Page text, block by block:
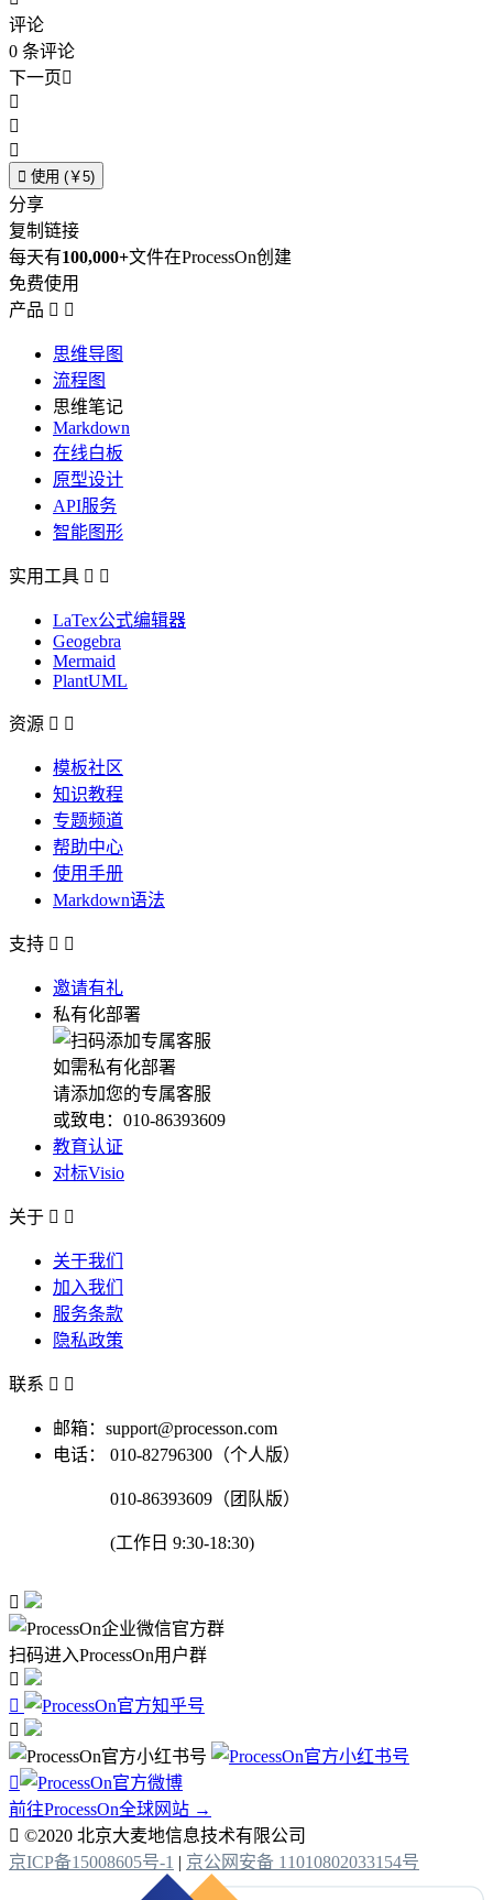
评论
0 条评论
下一页



 使用 (￥5)
分享
复制链接
每天有100,000+文件在ProcessOn创建
免费使用
产品  
思维导图
流程图
思维笔记
Markdown
在线白板
原型设计
API服务
智能图形
实用工具  
LaTex公式编辑器
Geogebra
Mermaid
PlantUML
资源  
模板社区
知识教程
专题频道
帮助中心
使用手册
Markdown语法
支持  
邀请有礼
私有化部署
如需私有化部署
请添加您的专属客服
或致电：010-86393609
教育认证
对标Visio
关于  
关于我们
加入我们
服务条款
隐私政策
联系  
邮箱：support@processon.com
电话：
010-82796300（个人版）
010-86393609（团队版）
(工作日 9:30-18:30)

扫码进入ProcessOn用户群




前往ProcessOn全球网站 →
 ©2020 北京大麦地信息技术有限公司
京ICP备15008605号-1 | 京公网安备 11010802033154号